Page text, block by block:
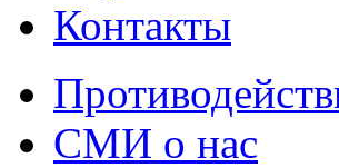
Контакты
СМИ о нас